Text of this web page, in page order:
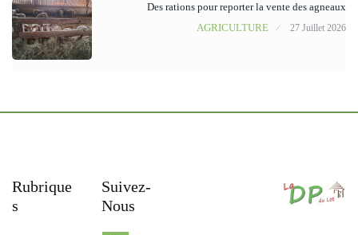
Des rations pour reporter la vente des agneaux
AGRICULTURE
27 Juillet 2026
Rubrique
S
Suivez-
Nous